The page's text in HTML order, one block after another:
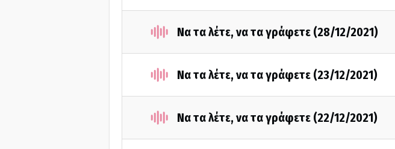
Να τα λέτε, να τα γράφετε (28/12/2021)
Να τα λέτε, να τα γράφετε (23/12/2021)
Να τα λέτε, να τα γράφετε (22/12/2021)